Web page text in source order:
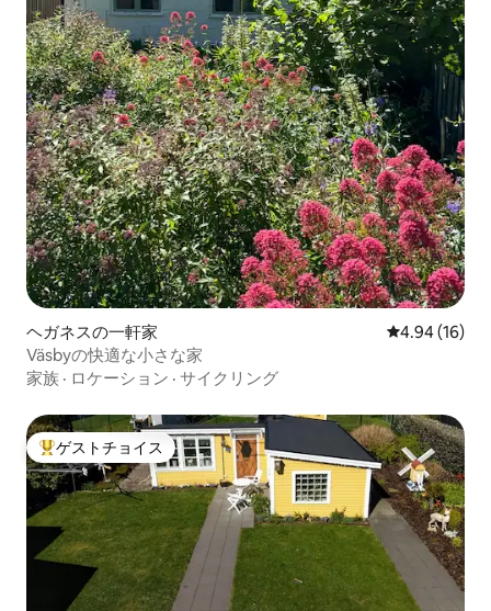
ヘガネスの一軒家 レビュー16
4.94 (16)
Väsbyの快適な小さな家
家族 · ロケーション · サイクリング
大好評のゲストチョイスです。
ゲストチョイス